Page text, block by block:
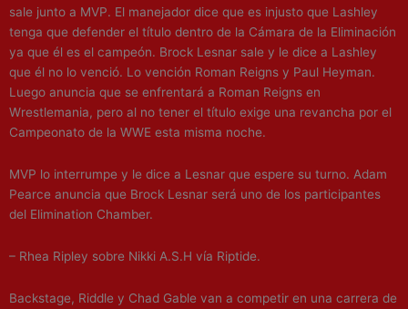
sale junto a MVP. El manejador dice que es injusto que Lashley
tenga que defender el título dentro de la Cámara de la Eliminación
ya que él es el campeón. Brock Lesnar sale y le dice a Lashley
que él no lo venció. Lo vención Roman Reigns y Paul Heyman.
Luego anuncia que se enfrentará a Roman Reigns en
Wrestlemania, pero al no tener el título exige una revancha por el
Campeonato de la WWE esta misma noche.
MVP lo interrumpe y le dice a Lesnar que espere su turno. Adam
Pearce anuncia que Brock Lesnar será uno de los participantes
del Elimination Chamber.
– Rhea Ripley sobre Nikki A.S.H vía Riptide.
Backstage, Riddle y Chad Gable van a competir en una carrera de